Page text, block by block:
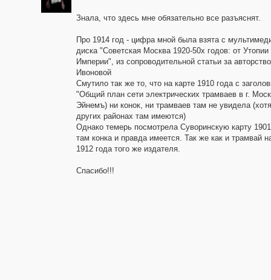
Знала, что здесь мне обязательно все разъяснят.
Про 1914 год - цифра мной была взята с
диска "Советская Москва 1920-50х годов: от Утопии
Империи", из сопроводительной статьи за
Ивоновой
Смутило так же то, что на карте 1910 года с
"Общий план сети электрических трамваев в г.
Эйнемъ) ни конок, ни трамваев там не увидела
других районах там имеются)
Однако темерь посмотрела Суворинскую карту
там конка и правда имеется. Так же как и трамвай
1912 года того же издателя.
Спасибо!!!